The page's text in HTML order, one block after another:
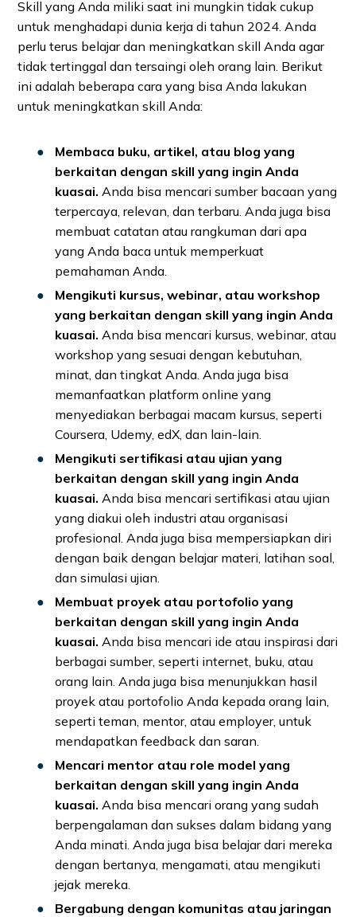
Skill yang Anda miliki saat ini mungkin tidak cukup
untuk menghadapi dunia kerja di tahun 2024. Anda
perlu terus belajar dan meningkatkan skill Anda agar
tidak tertinggal dan tersaingi oleh orang lain. Berikut
ini adalah beberapa cara yang bisa Anda lakukan
untuk meningkatkan skill Anda:
Membaca buku, artikel, atau blog yang
berkaitan dengan skill yang ingin Anda
kuasai. Anda bisa mencari sumber bacaan yang
terpercaya, relevan, dan terbaru. Anda juga bisa
membuat catatan atau rangkuman dari apa
yang Anda baca untuk memperkuat
pemahaman Anda.
Mengikuti kursus, webinar, atau workshop
yang berkaitan dengan skill yang ingin Anda
kuasai. Anda bisa mencari kursus, webinar, atau
workshop yang sesuai dengan kebutuhan,
minat, dan tingkat Anda. Anda juga bisa
memanfaatkan platform online yang
menyediakan berbagai macam kursus, seperti
Coursera, Udemy, edX, dan lain-lain.
Mengikuti sertifikasi atau ujian yang
berkaitan dengan skill yang ingin Anda
kuasai. Anda bisa mencari sertifikasi atau ujian
yang diakui oleh industri atau organisasi
profesional. Anda juga bisa mempersiapkan diri
dengan baik dengan belajar materi, latihan soal,
dan simulasi ujian.
Membuat proyek atau portofolio yang
berkaitan dengan skill yang ingin Anda
kuasai. Anda bisa mencari ide atau inspirasi dari
berbagai sumber, seperti internet, buku, atau
orang lain. Anda juga bisa menunjukkan hasil
proyek atau portofolio Anda kepada orang lain,
seperti teman, mentor, atau employer, untuk
mendapatkan feedback dan saran.
Mencari mentor atau role model yang
berkaitan dengan skill yang ingin Anda
kuasai. Anda bisa mencari orang yang sudah
berpengalaman dan sukses dalam bidang yang
Anda minati. Anda juga bisa belajar dari mereka
dengan bertanya, mengamati, atau mengikuti
jejak mereka.
Bergabung dengan komunitas atau jaringan